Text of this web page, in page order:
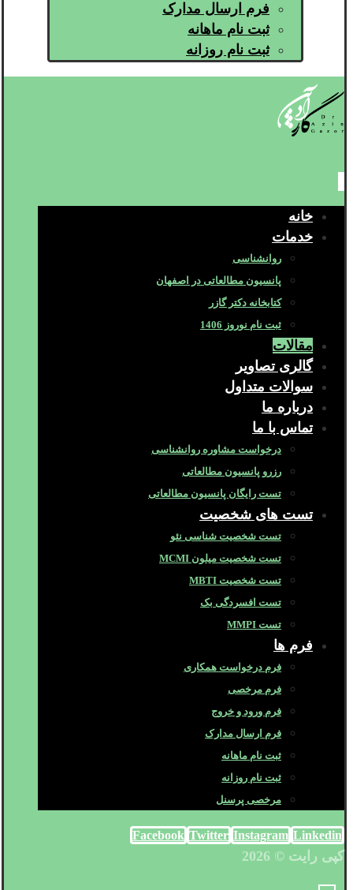
فرم ارسال مدارک
ثبت نام ماهانه
ثبت نام روزانه
خانه
خدمات
روانشناسی
پانسیون مطالعاتی در اصفهان
کتابخانه دکتر گازر
ثبت نام نوروز 1406
مقالات
گالری تصاویر
سوالات متداول
درباره ما
تماس با ما
درخواست مشاوره روانشناسی
رزرو پانسیون مطالعاتی
تست رایگان پانسیون مطالعاتی
تست های شخصیت
تست شخصیت شناسی نئو
تست شخصیت میلون MCMI
تست شخصیت MBTI
تست افسردگی بک
تست MMPI
فرم ها
فرم درخواست همکاری
فرم مرخصی
فرم ورود و خروج
فرم ارسال مدارک
ثبت نام ماهانه
ثبت نام روزانه
مرخصی پرسنل
Facebook Twitter Instagram Linkedin
کپی رایت © 2026